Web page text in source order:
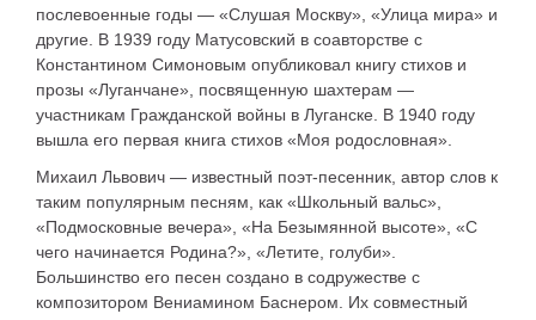
послевоенные годы — «Слушая Москву», «Улица мира» и
другие. В 1939 году Матусовский в соавторстве с
Константином Симоновым опубликовал книгу стихов и
прозы «Луганчане», посвященную шахтерам —
участникам Гражданской войны в Луганске. В 1940 году
вышла его первая книга стихов «Моя родословная».
Михаил Львович — известный поэт-песенник, автор слов к
таким популярным песням, как «Школьный вальс»,
«Подмосковные вечера», «На Безымянной высоте», «С
чего начинается Родина?», «Летите, голуби».
Большинство его песен создано в содружестве с
композитором Вениамином Баснером. Их совместный